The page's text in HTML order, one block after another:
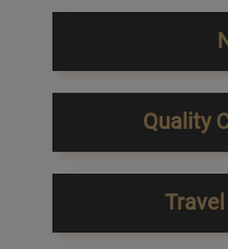
Quality